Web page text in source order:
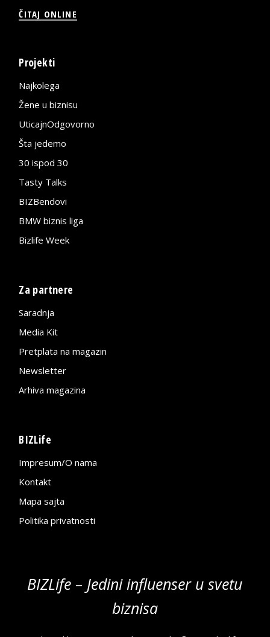
ČITAJ ONLINE
Projekti
Najkolega
Žene u biznisu
UticajnOdgovorno
Šta jedemo
30 ispod 30
Tasty Talks
BIZBendovi
BMW biznis liga
Bizlife Week
Za partnere
Saradnja
Media Kit
Pretplata na magazin
Newsletter
Arhiva magazina
BIZLife
Impresum/O nama
Kontakt
Mapa sajta
Politika privatnosti
BIZLife – Jedini influenser u svetu
biznisa